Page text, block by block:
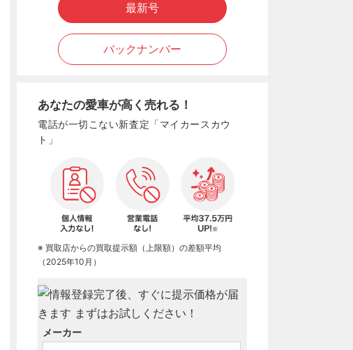
最新号
バックナンバー
あなたの愛車が高く売れる！
電話が一切こない新査定「マイカースカウ
ト」
※ 買取店からの買取提示額（上限額）の差額平均
（2025年10月）
メーカー